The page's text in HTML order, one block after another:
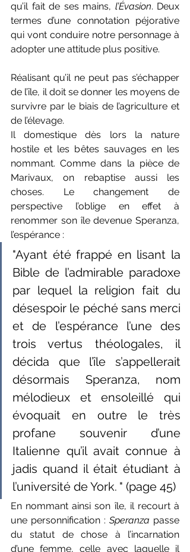
qu’il fait de ses mains, l’Évasion. Deux
termes d’une connotation péjorative
qui vont conduire notre personnage à
adopter une attitude plus positive.
Réalisant qu’il ne peut pas s’échapper
de l’île, il doit se donner les moyens de
survivre par le biais de l’agriculture et
de l’élevage.
Il domestique dès lors la nature
hostile et les bêtes sauvages en les
nommant. Comme dans la pièce de
Marivaux, on rebaptise aussi les
choses. Le changement de
perspective l’oblige en effet à
renommer son île devenue Speranza,
l’espérance :
"Ayant été frappé en lisant la
Bible de l’admirable paradoxe
par lequel la religion fait du
désespoir le péché sans merci
et de l’espérance l’une des
trois vertus théologales, il
décida que l’île s’appellerait
désormais Speranza, nom
mélodieux et ensoleillé qui
évoquait en outre le très
profane souvenir d’une
Italienne qu’il avait connue à
jadis quand il était étudiant à
l’université de York. " (page 45)
En nommant ainsi son île, il recourt à
une personnification : Speranza passe
du statut de chose à l’incarnation
d’une femme, celle avec laquelle il